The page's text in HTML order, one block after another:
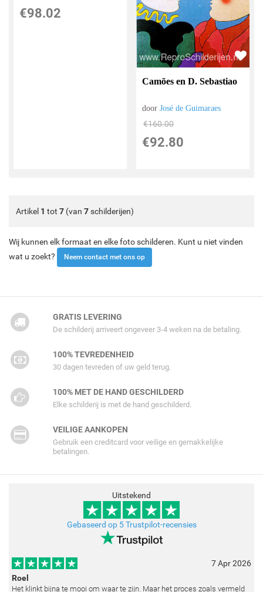
€98.02
Camões en D. Sebastiao
doorJosé de Guimaraes
€160.00
€92.80
Artikel 1 tot 7 (van 7schilderijen)
Wij kunnen elk formaat en elke foto schilderen. Kunt u niet vinden
wat u zoekt?
Neem contact met ons op
GRATIS LEVERING
De schilderij arriveert ongeveer 3-4 weken na de betaling.
100% TEVREDENHEID
30 dagen tevreden of uw geld terug.
100% MET DE HAND GESCHILDERD
Elke schilderij is met de hand geschilderd.
VEILIGE AANKOPEN
Gebruik een creditcard voor veilige en gemakkelijke
betalingen.
Uitstekend
Gebaseerd op 5 Trustpilot-recensies
7 Apr 2026
Roel
Het klinkt bijna te mooi om waar te zijn. Maar het proces zoals vermeld